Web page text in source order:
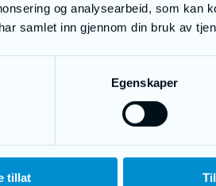
og analysearbeid, som kan
samlet inn gjennom din bruk av
Egenskaper
tillat